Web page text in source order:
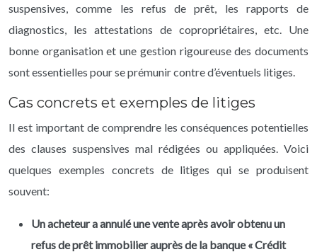
suspensives, comme les refus de prêt, les rapports de
diagnostics, les attestations de copropriétaires, etc. Une
bonne organisation et une gestion rigoureuse des documents
sont essentielles pour se prémunir contre d’éventuels litiges.
Cas concrets et exemples de litiges
Il est important de comprendre les conséquences potentielles
des clauses suspensives mal rédigées ou appliquées. Voici
quelques exemples concrets de litiges qui se produisent
souvent:
Un acheteur a annulé une vente après avoir obtenu un
refus de prêt immobilier auprès de la banque « Crédit